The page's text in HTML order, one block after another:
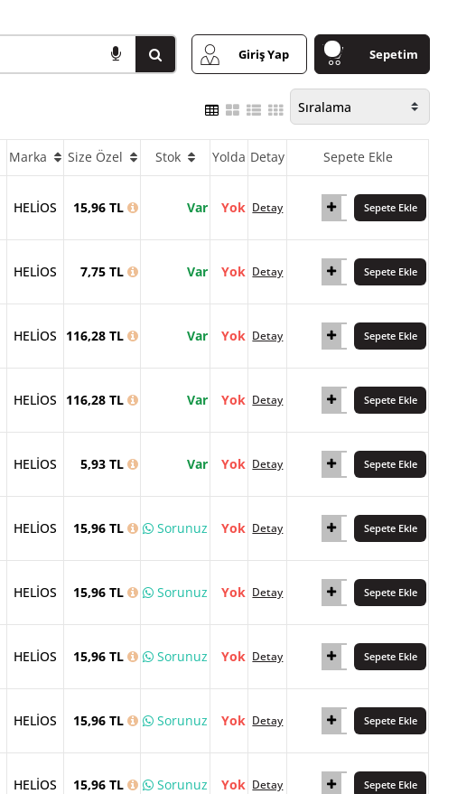
Giriş Yap Sepetim
Marka Size Özel Stok Yolda Detay Sepete Ekle
HELİOS 15,96 TL Var Yok Detay Sepete Ekle
HELİOS 7,75 TL Var Yok Detay Sepete Ekle
HELİOS 116,28 TL Var Yok Detay Sepete Ekle
HELİOS 116,28 TL Var Yok Detay Sepete Ekle
HELİOS 5,93 TL Var Yok Detay Sepete Ekle
HELİOS 15,96 TL Sorunuz Yok Detay Sepete Ekle
HELİOS 15,96 TL Sorunuz Yok Detay Sepete Ekle
HELİOS 15,96 TL Sorunuz Yok Detay Sepete Ekle
HELİOS 15,96 TL Sorunuz Yok Detay Sepete Ekle
HELİOS 15,96 TL Sorunuz Yok Detay Sepete Ekle